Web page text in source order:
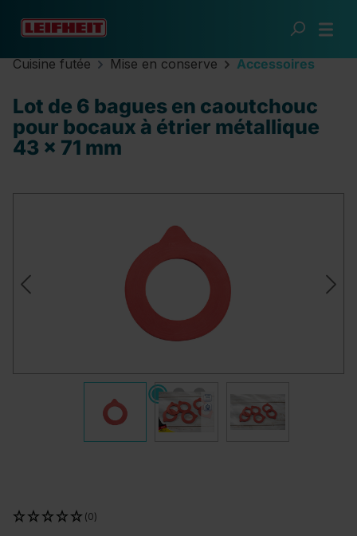
Passer au contenu principal
Cuisine futée Mise en conserve Accessoires
Lot de 6 bagues en caoutchouc
pour bocaux à étrier métallique
43 x 71 mm
(0)